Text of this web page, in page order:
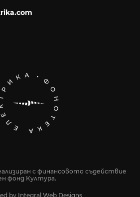
с финансовото съдействие
фонд Култура.
by Integral Web Designs